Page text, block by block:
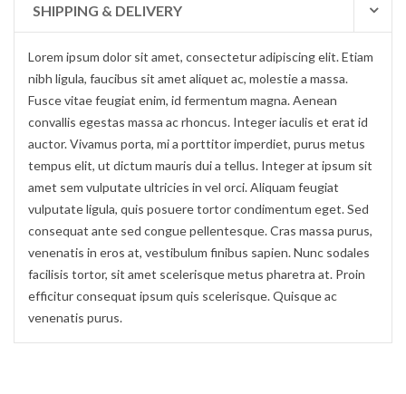
SHIPPING & DELIVERY
Lorem ipsum dolor sit amet, consectetur adipiscing elit. Etiam
nibh ligula, faucibus sit amet aliquet ac, molestie a massa.
Fusce vitae feugiat enim, id fermentum magna. Aenean
convallis egestas massa ac rhoncus. Integer iaculis et erat id
auctor. Vivamus porta, mi a porttitor imperdiet, purus metus
tempus elit, ut dictum mauris dui a tellus. Integer at ipsum sit
amet sem vulputate ultricies in vel orci. Aliquam feugiat
vulputate ligula, quis posuere tortor condimentum eget. Sed
consequat ante sed congue pellentesque. Cras massa purus,
venenatis in eros at, vestibulum finibus sapien. Nunc sodales
facilisis tortor, sit amet scelerisque metus pharetra at. Proin
efficitur consequat ipsum quis scelerisque. Quisque ac
venenatis purus.